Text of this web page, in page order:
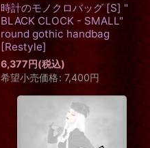
時計のモノクロバッグ [S] "
BLACK CLOCK - SMALL"
round gothic handbag
[Restyle]
6,377円(税込)
希望小売価格: 7,400円